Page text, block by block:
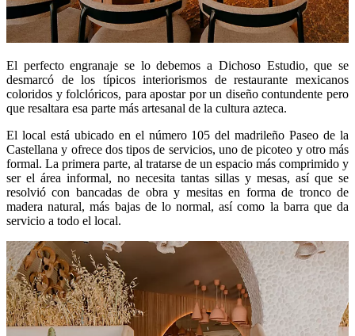
El perfecto engranaje se lo debemos a Dichoso Estudio, que se
desmarcó de los típicos interiorismos de restaurante mexicanos
coloridos y folclóricos, para apostar por un diseño contundente pero
que resaltara esa parte más artesanal de la cultura azteca.
El local está ubicado en el número 105 del madrileño Paseo de la
Castellana y ofrece dos tipos de servicios, uno de picoteo y otro más
formal. La primera parte, al tratarse de un espacio más comprimido y
ser el área informal, no necesita tantas sillas y mesas, así que se
resolvió con bancadas de obra y mesitas en forma de tronco de
madera natural, más bajas de lo normal, así como la barra que da
servicio a todo el local.